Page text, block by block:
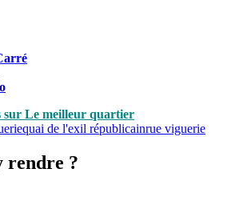
sur Le meilleur quartier
quai de l'exil républicainrue viguerie
rendre ?